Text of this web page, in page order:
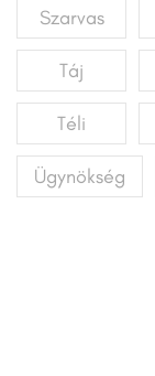
Szarvas
Táj
Téli
Ügynökség